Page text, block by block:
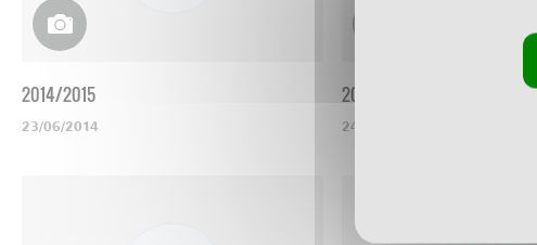
2014/2015
23/06/2014
2013/2014
24/06/2013